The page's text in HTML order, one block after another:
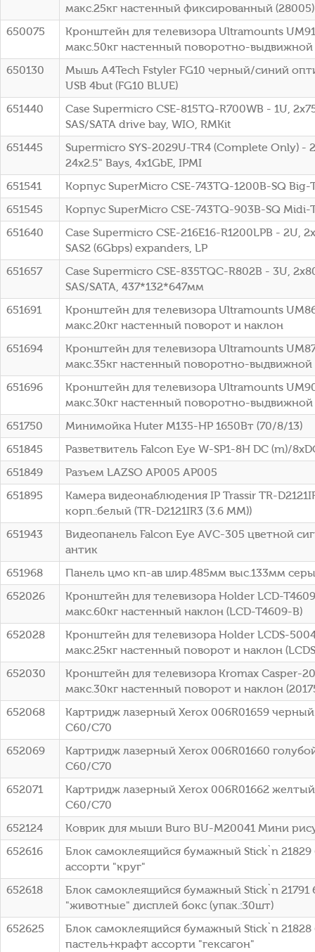
макс.25кг настенный фиксированный (28005)
650075
Кронштейн для телевизора Ultramounts
макс.50кг настенный поворотно-
650130
Мышь A4Tech Fstyler FG10 черный/синий
USB 4but (FG10 BLUE)
651440
Case Supermicro CSE-815TQ-R700WB - 1U,
SAS/SATA drive bay, WIO, RMKit
651445
Supermicro SYS-2029U-TR4 (Complete Only) -
24x2.5" Bays, 4x1GbE, IPMI
651541
Корпус SuperMicro CSE-743TQ-1200B-SQ
651545
Корпус SuperMicro CSE-743TQ-903B-SQ
651640
Case Supermicro CSE-216E16-R1200LPB - 2U,
SAS2 (6Gbps) expanders, LP
651657
Case Supermicro CSE-835TQC-R802B - 3U,
SAS/SATA, 437*132*647мм
651691
Кронштейн для телевизора Ultramounts
макс.20кг настенный поворот и наклон
651694
Кронштейн для телевизора Ultramounts
макс.35кг настенный поворотно-
651696
Кронштейн для телевизора Ultramounts
макс.30кг настенный поворотно-
651750
Минимойка Huter M135-HP 1650Вт (70/8/13)
651845
Разветвитель Falcon Eye W-SP1-8H DC (m)/
651849
Разъем LAZSO AP005 AP005
651895
Камера видеонаблюдения IP Trassir TR-
корп.:белый (TR-D2121IR3 (3.6 MM))
651943
Видеопанель Falcon Eye AVC-305 цветной
антик
651968
Панель цмо кп-ав шир.485мм выс.133мм
652026
Кронштейн для телевизора Holder LCD-
макс.60кг настенный наклон (LCD-T4609-B)
652028
Кронштейн для телевизора Holder LCDS-
макс.25кг настенный поворот и наклон
652030
Кронштейн для телевизора Kromax Casper-
макс.30кг настенный поворот и наклон
652068
Картридж лазерный Xerox 006R01659
C60/C70
652069
Картридж лазерный Xerox 006R01660
C60/C70
652071
Картридж лазерный Xerox 006R01662
C60/C70
652124
Коврик для мыши Buro BU-M20041 Мини
652616
Блок самоклеящийся бумажный Stick`n 21829
ассорти "круг"
652618
Блок самоклеящийся бумажный Stick`n 21791
"животные" дисплей бокс (упак.:30шт)
652625
Блок самоклеящийся бумажный Stick`n 21828
пастель+крафт ассорти "гексагон"